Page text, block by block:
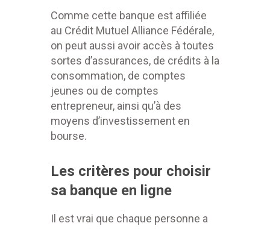
Comme cette banque est affiliée
au Crédit Mutuel Alliance Fédérale,
on peut aussi avoir accès à toutes
sortes d’assurances, de crédits à la
consommation, de comptes
jeunes ou de comptes
entrepreneur, ainsi qu’à des
moyens d’investissement en
bourse.
Les critères pour choisir
sa banque en ligne
Il est vrai que chaque personne a